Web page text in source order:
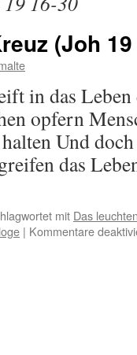
(Joh
in das Leben
opfern
Und
das
mit Das
| Kommentare